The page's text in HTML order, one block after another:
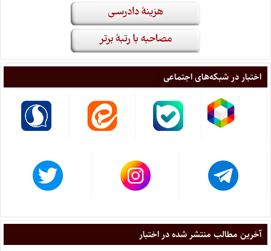
اختبار در شبکه‌های اجتماعی
آخرین مطالب منتشر شده در اختبار